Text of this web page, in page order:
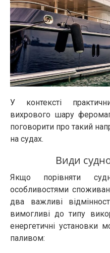
У контексті
вихрового шару
поговорити про такий
на судах.
Види
Якщо порівняти
особливостями
два важливі
вимогливі до типу
енергетичні установки
паливом: